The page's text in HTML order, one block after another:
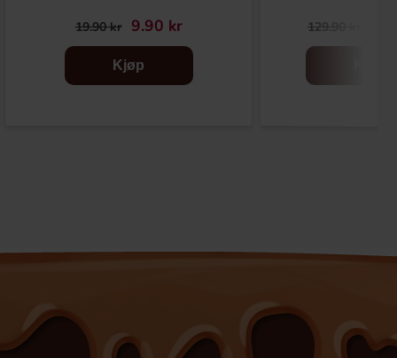
19.90 kr 9.90 kr
Kjøp
129.90 kr